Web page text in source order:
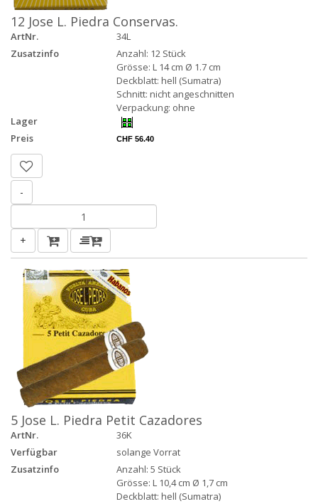
12 Jose L. Piedra Conservas.
ArtNr.
34L
Zusatzinfo
Anzahl: 12 Stück
Grösse: L 14 cm Ø 1.7 cm
Deckblatt: hell (Sumatra)
Schnitt: nicht angeschnitten
Verpackung: ohne
Lager
Preis
CHF 56.40
-
+
5 Jose L. Piedra Petit Cazadores
ArtNr.
36K
Verfügbar
solange Vorrat
Zusatzinfo
Anzahl: 5 Stück
Grösse: L 10,4 cm Ø 1,7 cm
Deckblatt: hell (Sumatra)